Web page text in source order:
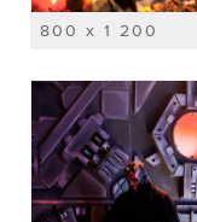
800 x 1 200